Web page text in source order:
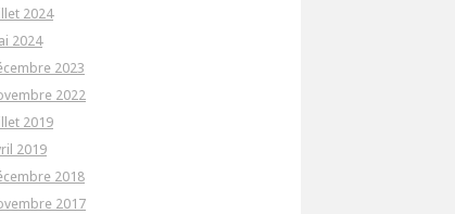
2024
2024
2023
2022
2019
2019
2018
2017